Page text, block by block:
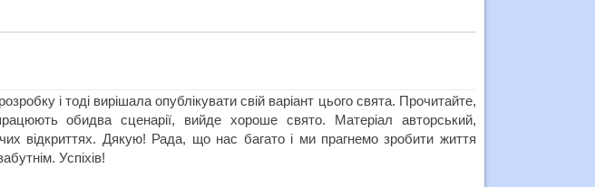
і тоді вирішала опублікувати свій варіант цього свята. Прочитайте,
обидва сценарії, вийде хороше свято. Матеріал авторський,
відкриттях. Дякую! Рада, що нас багато і ми прагнемо зробити життя
Успіхів!